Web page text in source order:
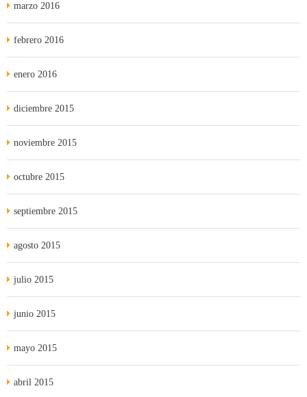
marzo 2016
febrero 2016
enero 2016
diciembre 2015
noviembre 2015
octubre 2015
septiembre 2015
agosto 2015
julio 2015
junio 2015
mayo 2015
abril 2015